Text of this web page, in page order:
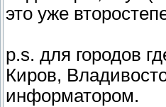
это уже
p.s. для городов
Киров,
информатором.